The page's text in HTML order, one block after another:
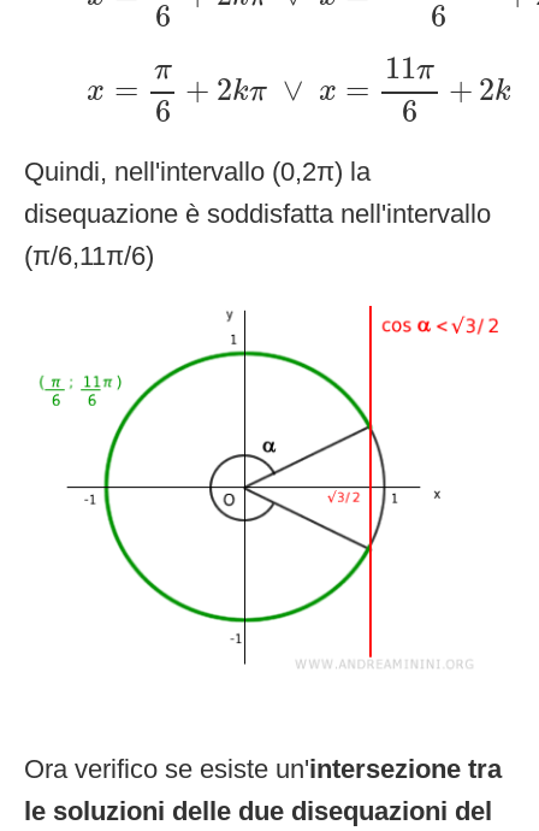
6 6
x =
π
6
+ 2kπ ∨ x =
11π
6
+ 2k
=π π 6 +
Quindi, nell'intervallo (0,2π) la
disequazione è soddisfatta nell'intervallo
(π/6,11π/6)
Ora verifico se esiste un'intersezione tra
le soluzioni delle due disequazioni del